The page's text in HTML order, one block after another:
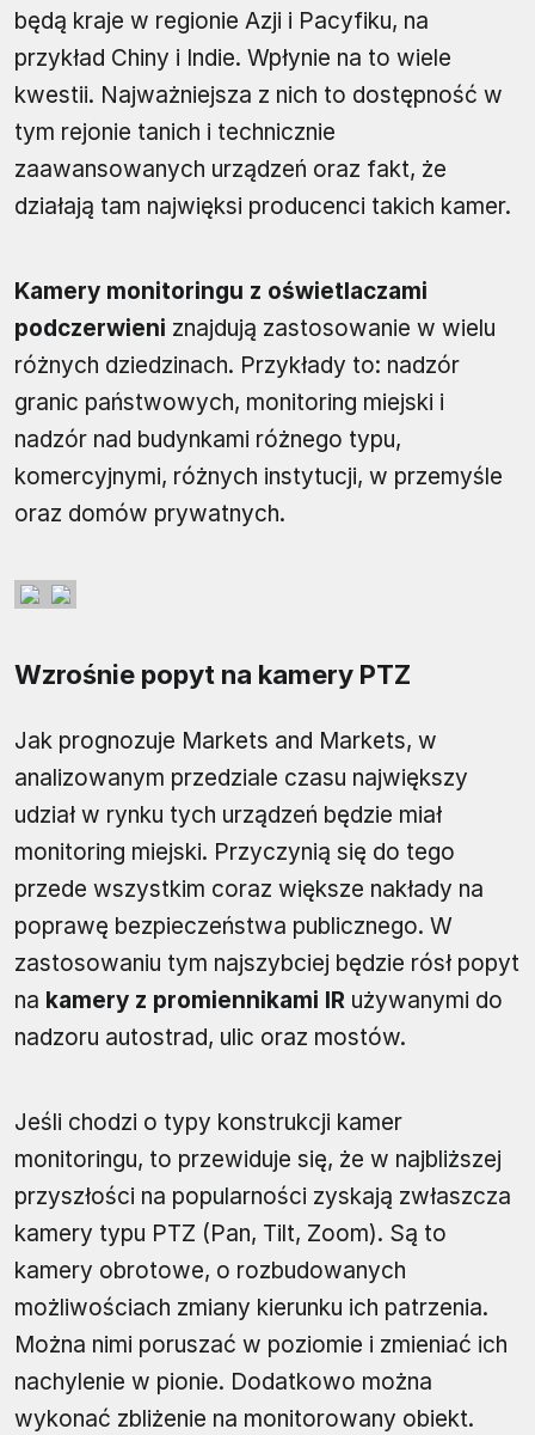
będą kraje w regionie Azji i Pacyfiku, na
przykład Chiny i Indie. Wpłynie na to wiele
kwestii. Najważniejsza z nich to dostępność w
tym rejonie tanich i technicznie
zaawansowanych urządzeń oraz fakt, że
działają tam najwięksi producenci takich kamer.
Kamery monitoringu z oświetlaczami
podczerwieni znajdują zastosowanie w wielu
różnych dziedzinach. Przykłady to: nadzór
granic państwowych, monitoring miejski i
nadzór nad budynkami różnego typu,
komercyjnymi, różnych instytucji, w przemyśle
oraz domów prywatnych.
Wzrośnie popyt na kamery PTZ
Jak prognozuje Markets and Markets, w
analizowanym przedziale czasu największy
udział w rynku tych urządzeń będzie miał
monitoring miejski. Przyczynią się do tego
przede wszystkim coraz większe nakłady na
poprawę bezpieczeństwa publicznego. W
zastosowaniu tym najszybciej będzie rósł popyt
na kamery z promiennikami IR używanymi do
nadzoru autostrad, ulic oraz mostów.
Jeśli chodzi o typy konstrukcji kamer
monitoringu, to przewiduje się, że w najbliższej
przyszłości na popularności zyskają zwłaszcza
kamery typu PTZ (Pan, Tilt, Zoom). Są to
kamery obrotowe, o rozbudowanych
możliwościach zmiany kierunku ich patrzenia.
Można nimi poruszać w poziomie i zmieniać ich
nachylenie w pionie. Dodatkowo można
wykonać zbliżenie na monitorowany obiekt.